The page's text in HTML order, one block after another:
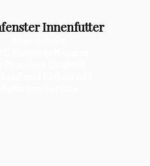
Innenfutter